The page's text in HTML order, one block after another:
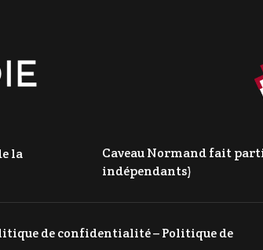
la
Caveau Normand fait
indépendants)
de confidentialité–Politique de